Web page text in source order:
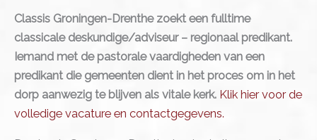
Classis Groningen-Drenthe zoekt een fulltime
classicale deskundige/adviseur – regionaal predikant.
Iemand met de pastorale vaardigheden van een
predikant die gemeenten dient in het proces om in het
dorp aanwezig te blijven als vitale kerk. Klik hier voor de
volledige vacature en contactgegevens.